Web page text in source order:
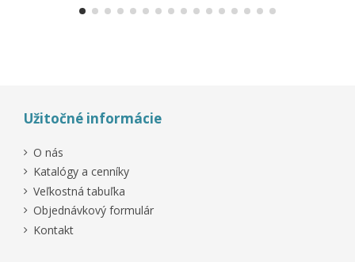
Užitočné informácie
O nás
Katalógy a cenníky
Veľkostná tabuľka
Objednávkový formulár
Kontakt